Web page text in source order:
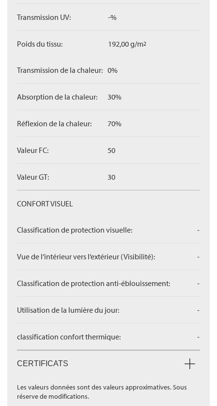
Transmission UV: -%
Poids du tissu: 192,00 g/m2
Transmission de la chaleur: 0%
Absorption de la chaleur: 30%
Réflexion de la chaleur: 70%
Valeur FC: 50
Valeur GT: 30
CONFORT VISUEL
Classification de protection visuelle: -
Vue de l‘intérieur vers l‘extérieur (Visibilité): -
Classification de protection anti-éblouissement: -
Utilisation de la lumière du jour: -
classification confort thermique: -
CERTIFICATS
Les valeurs données sont des valeurs approximatives. Sous
réserve de modifications.